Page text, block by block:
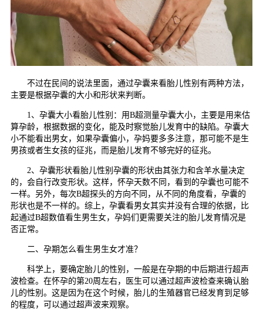
不过在民间的说法里面，通过孕囊来看胎儿性别有两种方法，
主要是根据孕囊的大小和形状来判断。
1、孕囊大小看胎儿性别：用B超测量孕囊大小，主要是用来估
算孕龄，根据数据的变化，能及时察觉胎儿发育中的缺陷。孕囊大
小不能看出男女，如果孕囊偏小，孕妈要多多注意，那可能不是生
男孩或者生女孩的征兆，而是胎儿发育不够完好的征兆。
2、孕囊形状看胎儿性别孕囊的形状由其张力和含羊水量决定
的，会自行改变形状。这样，怀孕天数不同，看到的孕囊也可能不
一样。另外，每次B超探头的方向不同，从不同的角度看，孕囊的
形状也是不一样的。综上，孕囊看男女其实并没有合理的依据，比
起通过B超数值看生男生女，孕妈们更需要关注的胎儿发育情况是
否正常。
二、孕期怎么看生男生女才准？
科学上，要确定胎儿的性别，一般是在孕期的中后期进行超声
波检查。在怀孕的第20周左右，医生可以通过超声波检查来确认胎
儿的性别。这是因为在这个时候，胎儿的生殖器官已经发育到足够
的程度，可以通过超声波来观察。